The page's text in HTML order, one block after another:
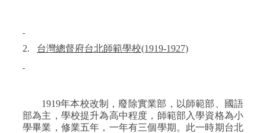
2. 台灣總督府台北師範學校(1919-1927)
1919年本校改制，廢除實業部，以師範部、國語
部為主，學校提升為高中程度，師範部入學資格為小
學畢業，修業五年，一年有三個學期。此一時期台北